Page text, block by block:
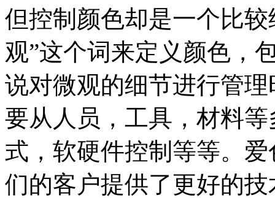
但控制颜色却是一个比
观”这个词来定义颜色，
说对微观的细节进行管
要从人员，工具，材料
式，软硬件控制等等。
们的客户提供了更好的